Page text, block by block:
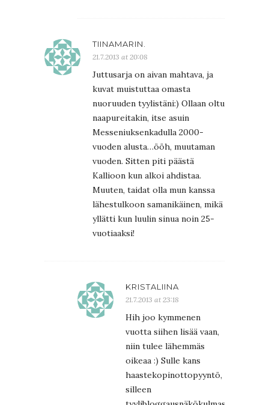
TIINAMARIN.
21.7.2013 at 20:08
Juttusarja on aivan mahtava, ja
kuvat muistuttaa omasta
nuoruuden tyylistäni:) Ollaan oltu
naapureitakin, itse asuin
Messeniuksenkadulla 2000-
vuoden alusta…ööh, muutaman
vuoden. Sitten piti päästä
Kallioon kun alkoi ahdistaa.
Muuten, taidat olla mun kanssa
lähestulkoon samanikäinen, mikä
yllätti kun luulin sinua noin 25-
vuotiaaksi!
KRISTALIINA
21.7.2013 at 23:18
Hih joo kymmenen
vuotta siihen lisää vaan,
niin tulee lähemmäs
oikeaa :) Sulle kans
haastekopinottopyyntö,
silleen